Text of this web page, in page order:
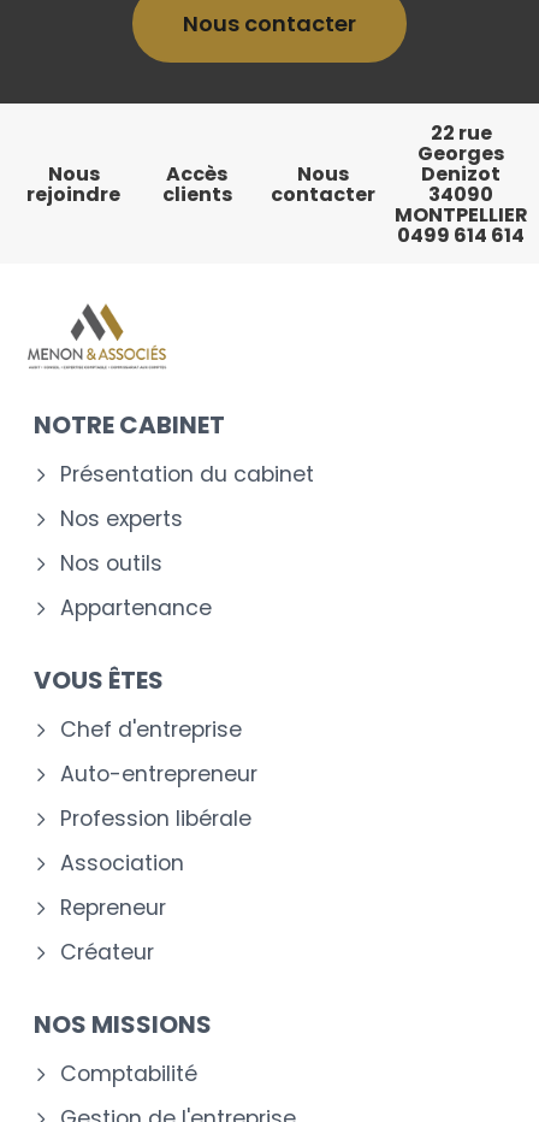
Nous contacter
Nous
rejoindre
Accès
clients
Nous
contacter
22 rue
Georges
Denizot
34090
MONTPELLIER
0499 614 614
NOTRE CABINET
Présentation du cabinet
Nos experts
Nos outils
Appartenance
VOUS ÊTES
Chef d'entreprise
Auto-entrepreneur
Profession libérale
Association
Repreneur
Créateur
NOS MISSIONS
Comptabilité